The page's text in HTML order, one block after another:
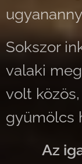
Sokszor
valaki
volt
gyümölcs
Az